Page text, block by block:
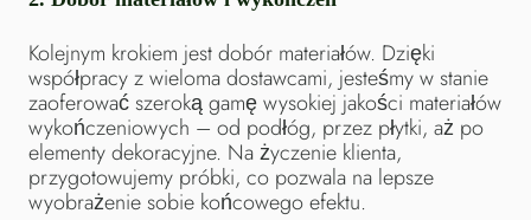
Kolejnym krokiem jest dobór materiałów. Dzięki
współpracy z wieloma dostawcami, jesteśmy w stanie
zaoferować szeroką gamę wysokiej jakości materiałów
wykończeniowych – od podłóg, przez płytki, aż po
elementy dekoracyjne. Na życzenie klienta,
przygotowujemy próbki, co pozwala na lepsze
wyobrażenie sobie końcowego efektu.